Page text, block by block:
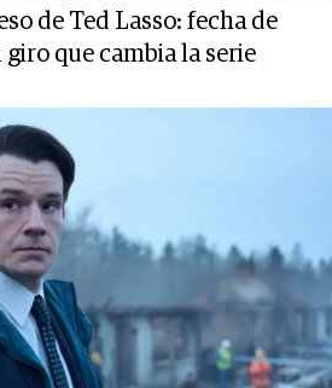
de Ted Lasso: fecha de
que cambia la serie